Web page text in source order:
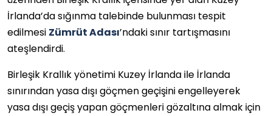
İrlanda’da sığınma talebinde bulunması tespit
edilmesi Zümrüt Adası’ndaki sınır tartışmasını
ateşlendirdi.
Birleşik Krallık yönetimi Kuzey İrlanda ile İrlanda
sınırından yasa dışı göçmen geçişini engelleyerek
yasa dışı geçiş yapan göçmenleri gözaltına almak için